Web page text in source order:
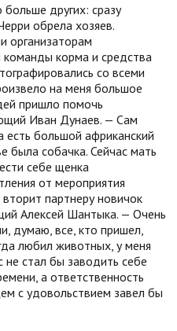
других: сразу
обрела хозяев.
организаторам
корма и средства
со всеми
на меня большое
пришло помочь
Иван Дунаев. — Сам
большой африканский
была собачка. Сейчас мать
себе щенка
от мероприятия
партнеру новичок
Алексей Шантыка. — Очень
думаю, все, кто пришел,
любил животных, у меня
не стал бы заводить себе
а ответственность
с удовольствием завел бы